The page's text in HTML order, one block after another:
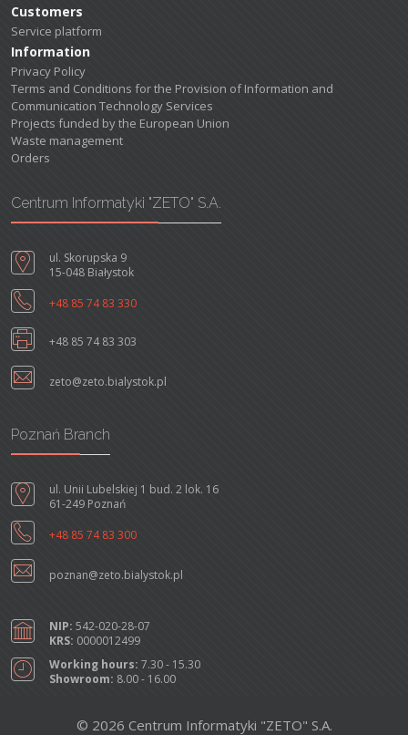
Customers
Service platform
Information
Privacy Policy
Terms and Conditions for the Provision of Information and
Communication Technology Services
Projects funded by the European Union
Waste management
Orders
Centrum Informatyki "ZETO" S.A.
ul. Skorupska 9
15-048 Białystok
+48 85 74 83 330
+48 85 74 83 303
zeto@zeto.bialystok.pl
Poznań Branch
ul. Unii Lubelskiej 1 bud. 2 lok. 16
61-249 Poznań
+48 85 74 83 300
poznan@zeto.bialystok.pl
NIP: 542-020-28-07
KRS: 0000012499
Working hours: 7.30 - 15.30
Showroom: 8.00 - 16.00
© 2026 Centrum Informatyki "ZETO" S.A.